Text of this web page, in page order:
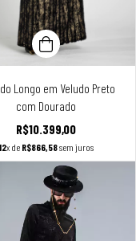
Longo em Veludo Preto
com Dourado
R$10.399,00
12x de R$866,58sem juros